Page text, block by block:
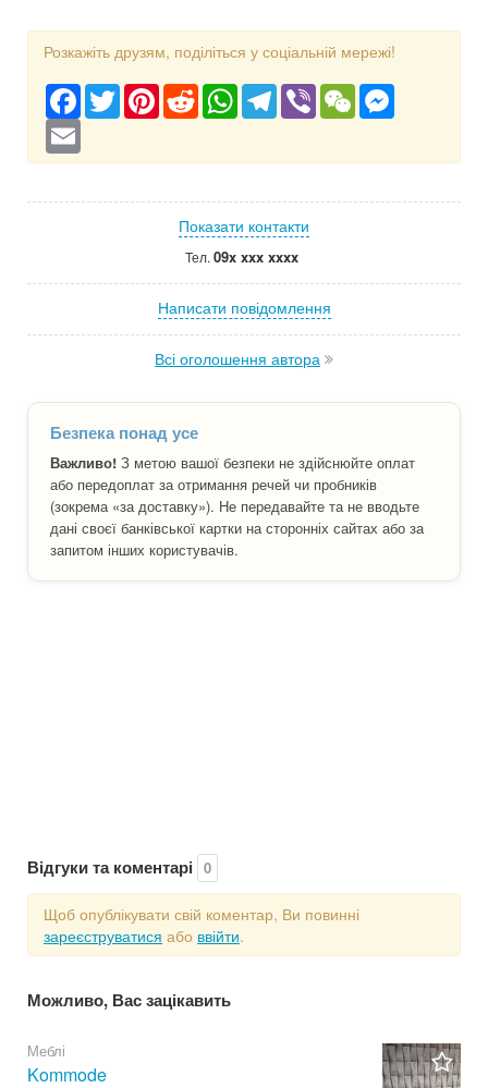
Розкажіть друзям, поділіться у соціальній мережі!
Facebook
TwitterPinterestRedditWhatsAppTelegram
Viber WeChat
Показати контакти
Тел. 09x xxx xxxx
Написати повідомлення
Всі оголошення автора
Безпека понад усе
Важливо! З метою вашої безпеки не здійснюйте оплат
або передоплат за отримання речей чи пробників
(зокрема «за доставку»). Не передавайте та не вводьте
дані своєї банківської картки на сторонніх сайтах або за
запитом інших користувачів.
Відгуки та коментарі 0
Щоб опублікувати свій коментар, Ви повинні
зареєструватися або ввійти.
Можливо, Вас зацікавить
Меблі
Kommode